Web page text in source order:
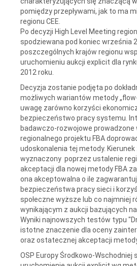
pomiędzy przepływami, jak to ma
regionu CEE.
Po decyzji High Level Meeting
spodziewana pod koniec września
poszczególnych krajów regionu
uruchomieniu aukcji explicit dla
2012 roku.
Decyzja zostanie podjęta po
możliwych wariantów metody
uwagę zarówno korzyści
bezpieczeństwo pracy systemu.
badawczo-rozwojowe prowadzone
regionalnego projektu FBA
udoskonalenia tej metody. Kierunek
wyznaczony poprzez ustalenie
akceptacji dla nowej metody FBA
ona akceptowalna o ile
bezpieczeństwa pracy sieci i
społeczne wyższe lub co najmniej
wynikającym z aukcji bazujących
Wyniki najnowszych testów typu
istotne znaczenie dla oceny
oraz ostatecznej akceptacji
OSP Europy Środkowo-Wschodniej